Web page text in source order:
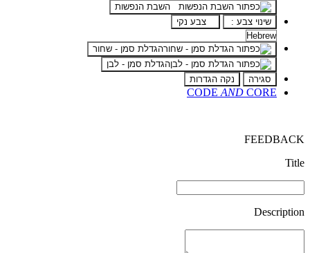
השבת הנפשות
שינוי צבע :
צבע נקי
הגדלת סמן - שחור
הגדלת סמן - לבן
סגירה
נקה הגדרות
CODE AND CORE
FEEDBACK
Title
Description